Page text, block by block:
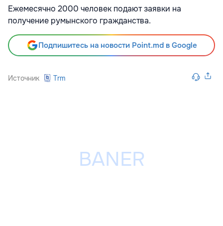
Ежемесячно 2000 человек подают заявки на
получение румынского гражданства.
Подпишитесь на новости Point.md в Google
Источник Trm